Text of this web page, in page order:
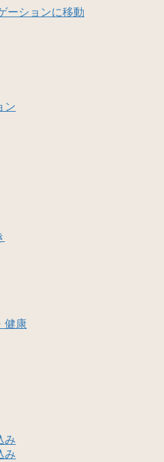
ーションに移動
ン
健康
み
み